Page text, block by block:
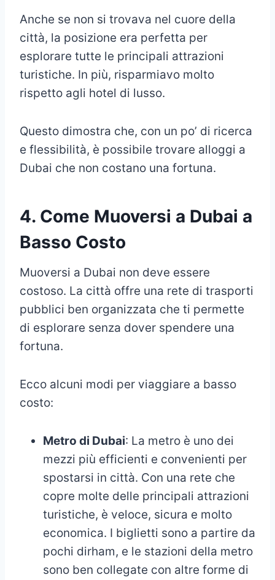
Anche se non si trovava nel cuore della
città, la posizione era perfetta per
esplorare tutte le principali attrazioni
turistiche. In più, risparmiavo molto
rispetto agli hotel di lusso.
Questo dimostra che, con un po’ di ricerca
e flessibilità, è possibile trovare alloggi a
Dubai che non costano una fortuna.
4. Come Muoversi a Dubai a
Basso Costo
Muoversi a Dubai non deve essere
costoso. La città offre una rete di trasporti
pubblici ben organizzata che ti permette
di esplorare senza dover spendere una
fortuna.
Ecco alcuni modi per viaggiare a basso
costo:
Metro di Dubai: La metro è uno dei
mezzi più efficienti e convenienti per
spostarsi in città. Con una rete che
copre molte delle principali attrazioni
turistiche, è veloce, sicura e molto
economica. I biglietti sono a partire da
pochi dirham, e le stazioni della metro
sono ben collegate con altre forme di